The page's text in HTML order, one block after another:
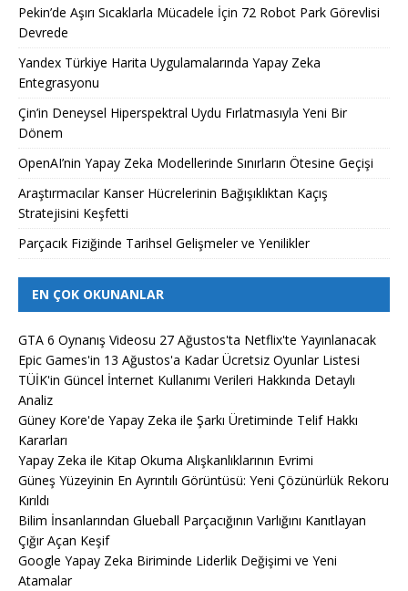
Pekin’de Aşırı Sıcaklarla Mücadele İçin 72 Robot Park Görevlisi
Devrede
Yandex Türkiye Harita Uygulamalarında Yapay Zeka
Entegrasyonu
Çin’in Deneysel Hiperspektral Uydu Fırlatmasıyla Yeni Bir
Dönem
OpenAI’nin Yapay Zeka Modellerinde Sınırların Ötesine Geçişi
Araştırmacılar Kanser Hücrelerinin Bağışıklıktan Kaçış
Stratejisini Keşfetti
Parçacık Fiziğinde Tarihsel Gelişmeler ve Yenilikler
EN ÇOK OKUNANLAR
GTA 6 Oynanış Videosu 27 Ağustos'ta Netflix'te Yayınlanacak
Epic Games'in 13 Ağustos'a Kadar Ücretsiz Oyunlar Listesi
TÜİK'in Güncel İnternet Kullanımı Verileri Hakkında Detaylı
Analiz
Güney Kore'de Yapay Zeka ile Şarkı Üretiminde Telif Hakkı
Kararları
Yapay Zeka ile Kitap Okuma Alışkanlıklarının Evrimi
Güneş Yüzeyinin En Ayrıntılı Görüntüsü: Yeni Çözünürlük Rekoru
Kırıldı
Bilim İnsanlarından Glueball Parçacığının Varlığını Kanıtlayan
Çığır Açan Keşif
Google Yapay Zeka Biriminde Liderlik Değişimi ve Yeni
Atamalar